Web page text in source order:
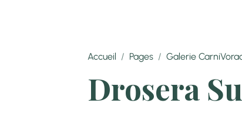
Accueil Pages Galerie
Drosera